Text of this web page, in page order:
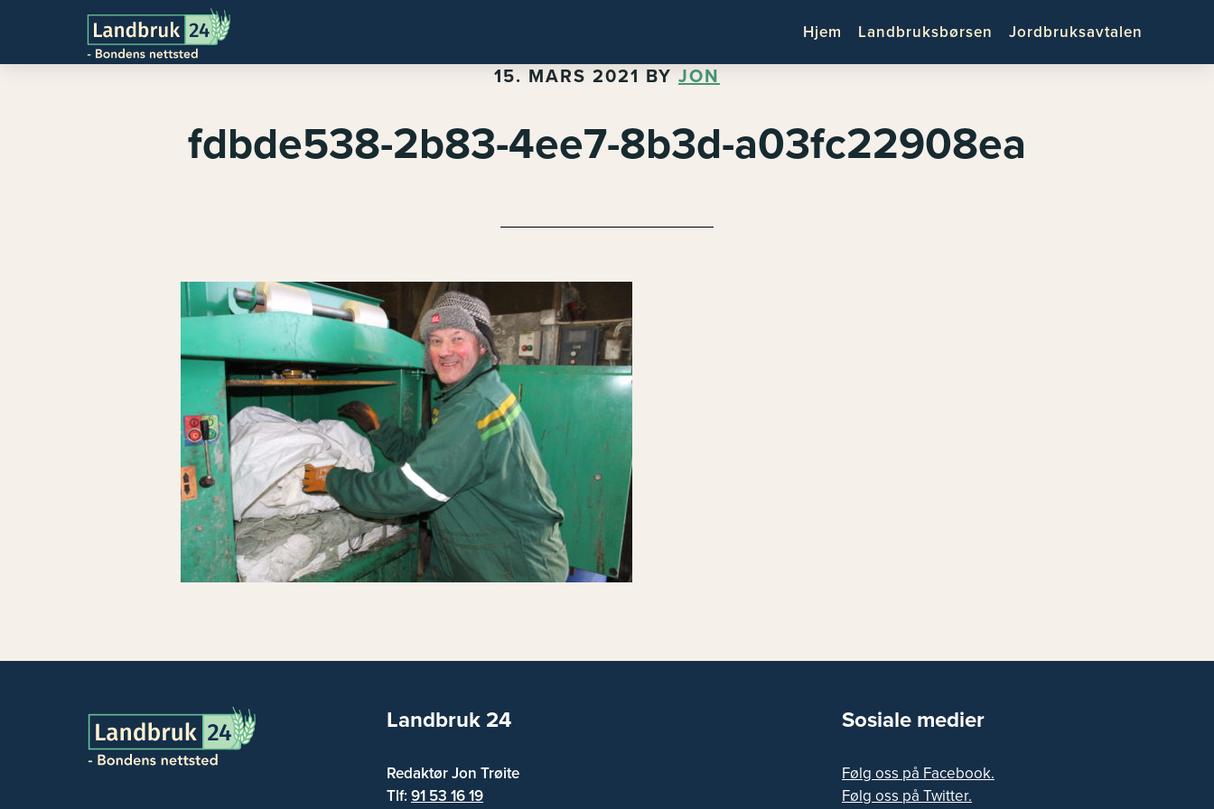
Hjem Landbruksbørsen Jordbruksavtalen
15. MARS 2021 BY JON
fdbde538-2b83-4ee7-8b3d-a03fc22908ea
Landbruk 24
Redaktør Jon Trøite
Tlf:91 53 16 19
Sosiale medier
Følg oss på Facebook.
Følg oss på Twitter.